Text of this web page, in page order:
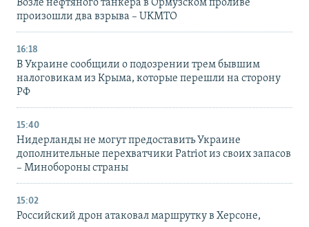
Возле нефтяного танкера в Ормузском проливе
произошли два взрыва – UKMTO
16:18
В Украине сообщили о подозрении трем бывшим
налоговикам из Крыма, которые перешли на сторону
РФ
15:40
Нидерланды не могут предоставить Украине
дополнительные перехватчики Patriot из своих запасов
– Минобороны страны
15:02
Российский дрон атаковал маршрутку в Херсоне,